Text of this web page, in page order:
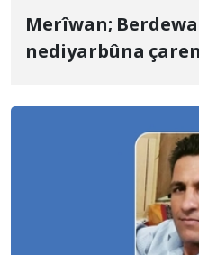
Merîwan;
nediyarbûna